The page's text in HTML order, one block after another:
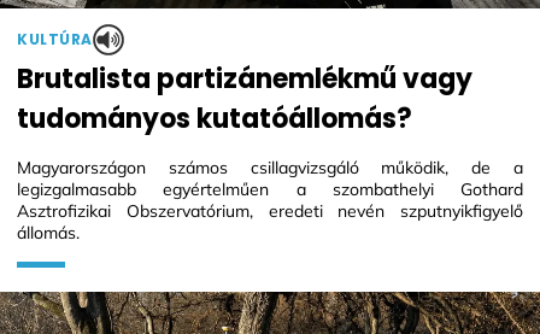
KULTÚRA
Brutalista partizánemlékmű vagy
tudományos kutatóállomás?
Magyarországon számos csillagvizsgáló működik, de a
legizgalmasabb egyértelműen a szombathelyi Gothard
Asztrofizikai Obszervatórium, eredeti nevén szputnyikfigyelő
állomás.